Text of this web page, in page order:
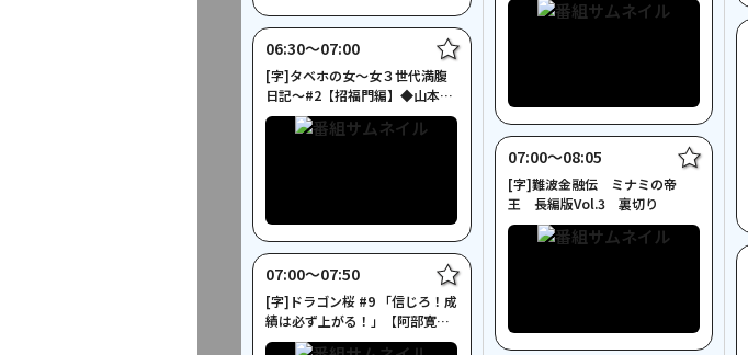
06:30〜07:00
[字]タベホの女～女３世代満腹
日記～#2【招福門編】◆山本リ
ンダ出演
07:00〜07:50
[字]ドラゴン桜 #9 「信じろ！成
績は必ず上がる！」【阿部寛出
演】
07:00〜08:05
[字]難波金融伝 ミナミの帝
王 長編版Vol.3 裏切り